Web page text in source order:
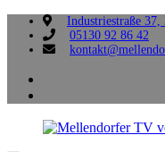
Zum
Inhalt
springen
Industriestraße 37,
05130 92 86 42